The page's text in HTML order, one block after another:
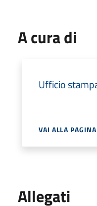
A cura di
Ufficio
VAI ALLA PAGINA
Allegati